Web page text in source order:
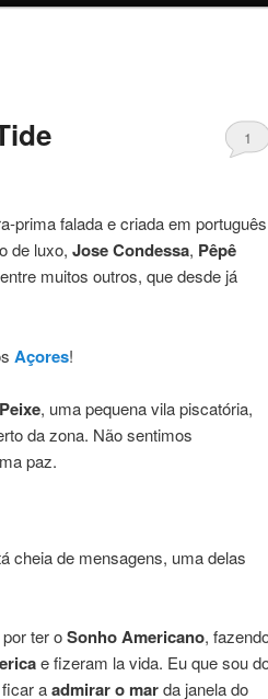
1
prima falada e criada em português
de luxo, Jose Condessa, Pêpê
entre muitos outros, que desde já
Açores!
, uma pequena vila piscatória,
da zona. Não sentimos
paz.
cheia de mensagens, uma delas
ter oSonho Americano,
e fizeram la vida. Eu que sou
aadmirar o marda janela do